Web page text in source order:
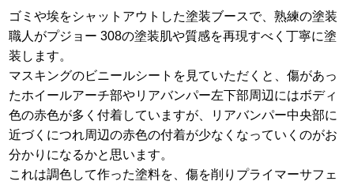
ゴミや埃をシャットアウトした塗装ブースで、熟練の塗装
職人がプジョー 308の塗装肌や質感を再現すべく丁寧に塗
装します。
マスキングのビニールシートを見ていただくと、傷があっ
たホイールアーチ部やリアバンパー左下部周辺にはボディ
色の赤色が多く付着していますが、リアバンパー中央部に
近づくにつれ周辺の赤色の付着が少なくなっていくのがお
分かりになるかと思います。
これは調色して作った塗料を、傷を削りプライマーサフェ